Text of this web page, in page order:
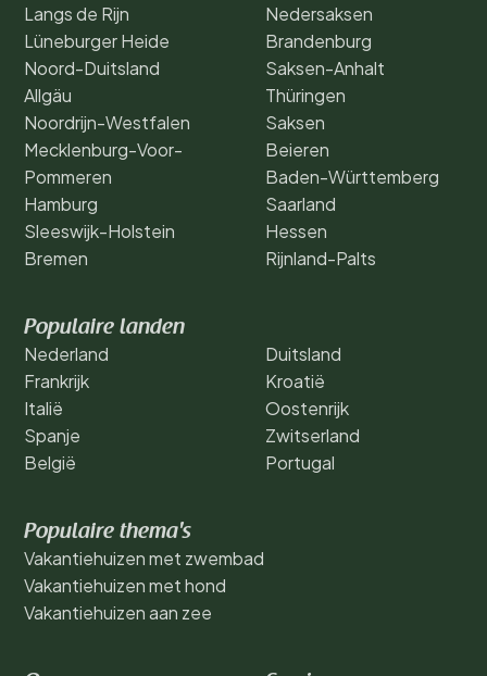
Langs de Rijn
Lüneburger Heide
Noord-Duitsland
Allgäu
Noordrijn-Westfalen
Mecklenburg-Voor-
Pommeren
Hamburg
Sleeswijk-Holstein
Bremen
Nedersaksen
Brandenburg
Saksen-Anhalt
Thüringen
Saksen
Beieren
Baden-Württemberg
Saarland
Hessen
Rijnland-Palts
Populaire landen
Nederland
Frankrijk
Italië
Spanje
België
Duitsland
Kroatië
Oostenrijk
Zwitserland
Portugal
Populaire thema's
Vakantiehuizen met zwembad
Vakantiehuizen met hond
Vakantiehuizen aan zee